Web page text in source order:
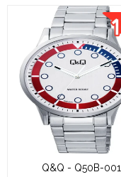
Q&Q - Q50B-001